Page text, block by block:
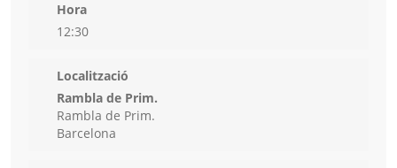
Hora
12:30
Localització
Rambla de Prim.
Rambla de Prim.
Barcelona